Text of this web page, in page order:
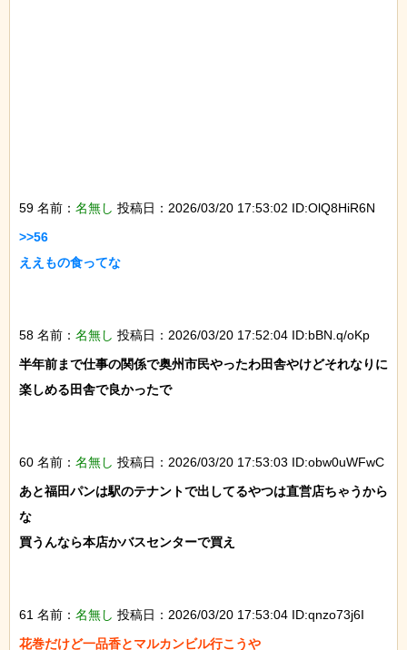
59 名前： 名無し 投稿日：2026/03/20 17:53:02 ID:OlQ8HiR6N
>>56
ええもの食ってな
58 名前： 名無し 投稿日：2026/03/20 17:52:04 ID:bBN.q/oKp
半年前まで仕事の関係で奥州市民やったわ田舎やけどそれなりに
楽しめる田舎で良かったで
60 名前： 名無し 投稿日：2026/03/20 17:53:03 ID:obw0uWFwC
あと福田パンは駅のテナントで出してるやつは直営店ちゃうから
な
買うんなら本店かバスセンターで買え
61 名前： 名無し 投稿日：2026/03/20 17:53:04 ID:qnzo73j6I
花巻だけど一品香とマルカンビル行こうや